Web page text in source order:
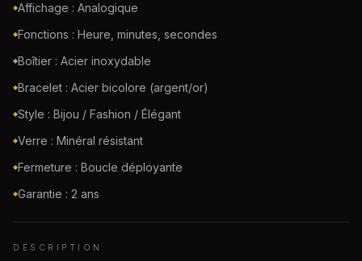
◆Affichage : Analogique
◆Fonctions : Heure, minutes, secondes
◆Boîtier : Acier inoxydable
◆Bracelet : Acier bicolore (argent/or)
◆Style : Bijou / Fashion / Élégant
◆Verre : Minéral résistant
◆Fermeture : Boucle déployante
◆Garantie : 2 ans
DESCRIPTION